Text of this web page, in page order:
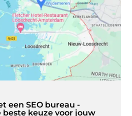
een SEO bureau -
keuze voor jouw